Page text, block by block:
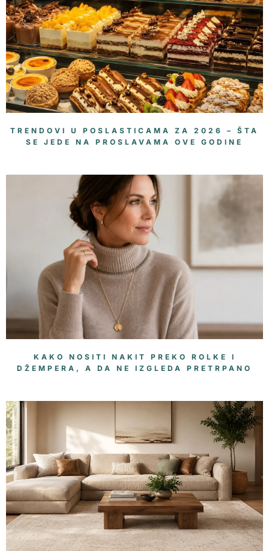
TRENDOVI U POSLASTICAMA ZA 2026 – ŠTA
SE JEDE NA PROSLAVAMA OVE GODINE
KAKO NOSITI NAKIT PREKO ROLKE I
DŽEMPERA, A DA NE IZGLEDA PRETRPANO